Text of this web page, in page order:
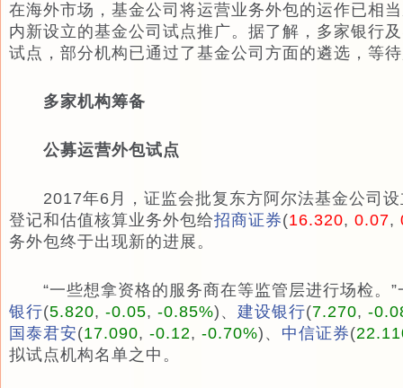
在海外市场，基金公司将运营业务外包的运作已相
内新设立的基金公司试点推广。据了解，多家银行
试点，部分机构已通过了基金公司方面的遴选，等
多家机构筹备
公募运营外包试点
2017年6月，证监会批复东方阿尔法基金公司设
登记和估值核算业务外包给招商证券(16.320, 0.07,
务外包终于出现新的进展。
“一些想拿资格的服务商在等监管层进行场检。”
银行(5.820, -0.05, -0.85%) 、 建设银行(7.270, -
国泰君安(17.090, -0.12, -0.70%) 、 中信证券(
拟试点机构名单之中。